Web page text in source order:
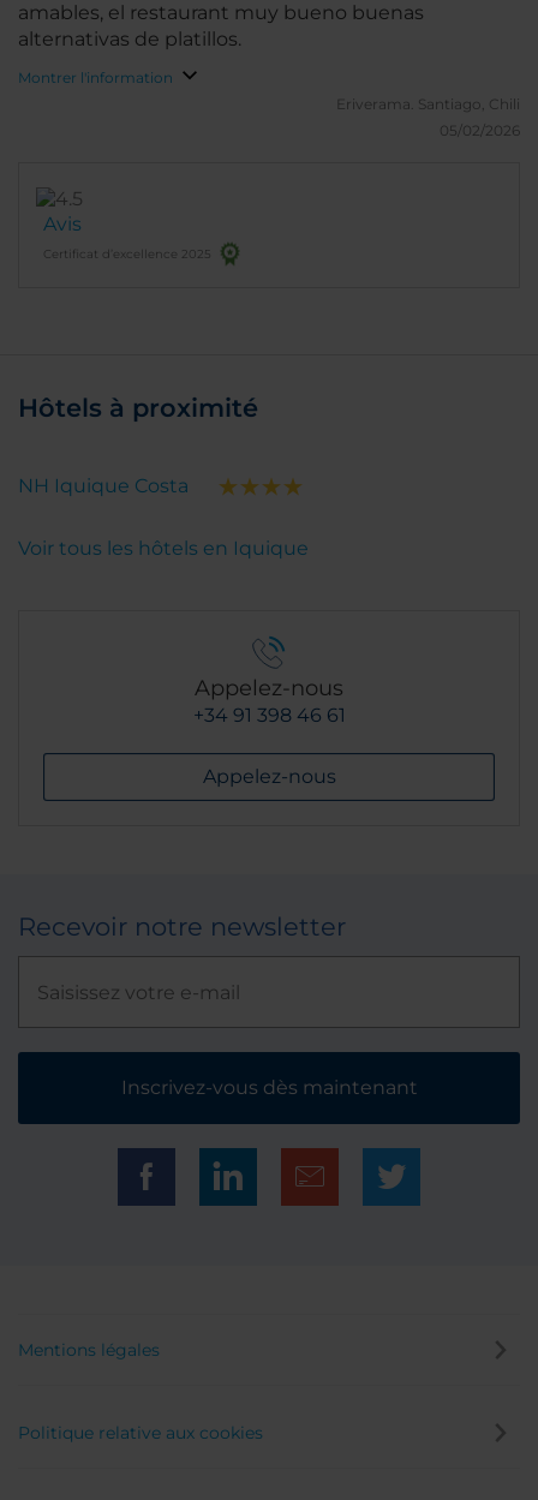
amables, el restaurant muy bueno buenas
alternativas de platillos.
Montrer l'information
Eriverama. Santiago, Chili
05/02/2026
Avis
Certificat d’excellence 2025
Hôtels à proximité
NH Iquique Costa
Voir tous les hôtels en Iquique
Appelez-nous
+34 91 398 46 61
Appelez-nous
Recevoir notre newsletter
Inscrivez-vous dès maintenant
Mentions légales
Politique relative aux cookies